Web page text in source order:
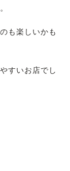
も楽しいかも
すいお店でし